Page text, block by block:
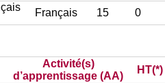
Français 15 0
Activité(s)
d’apprentissage (AA)
HT(*)